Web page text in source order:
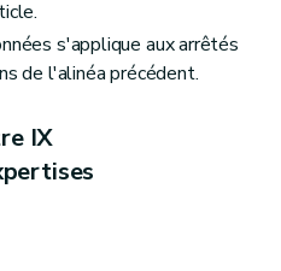
s'applique aux arrêtés
de l'alinéa précédent.
IX